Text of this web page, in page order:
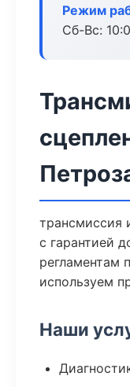
Режим
Сб-Вс:
трансмиссия
с гарантией
регламентам
используем
Наши